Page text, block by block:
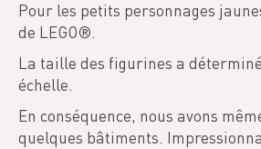
Pour les petits personnages
de LEGO®.
La taille des figurines a
échelle.
En conséquence, nous avons
quelques bâtiments.